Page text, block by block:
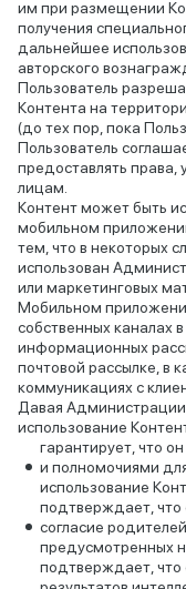
им при размещении
получения
дальнейшее
авторского
Пользователь
Контента на
(до тех пор, пока
Пользователь
предоставлять права,
лицам.
Контент может быть
мобильном
тем, что в некоторых
использован
или маркетинговых
Мобильном
собственных каналах
информационных
почтовой рассылке, в
коммуникациях с
Давая
использование
гарантирует, что
и полномочиями
использование
подтверждает, что
согласие
предусмотренных
подтверждает, что